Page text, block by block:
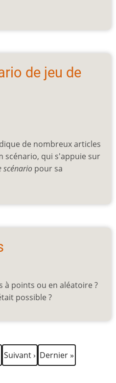
de jeu de
de nombreux articles
scénario, qui s'appuie sur
scénario pour sa
à points ou en aléatoire ?
possible ?
Page
suivante
Suivant › Dernière
page
Dernier »